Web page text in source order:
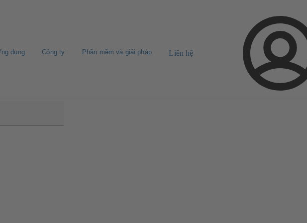
dụng Công ty Phần mềm và giải pháp Liên hệ